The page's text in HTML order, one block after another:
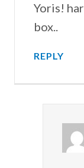
Yoris!
box..
REPLY